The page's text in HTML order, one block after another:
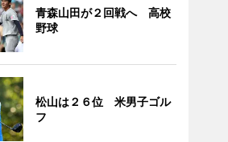
青森山田が２回戦へ 高校
野球
松山は２６位 米男子ゴル
フ